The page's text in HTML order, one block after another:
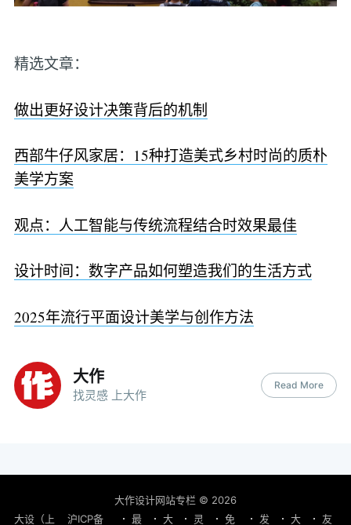
精选文章：
做出更好设计决策背后的机制
西部牛仔风家居：15种打造美式乡村时尚的质朴
美学方案
观点：人工智能与传统流程结合时效果最佳
设计时间：数字产品如何塑造我们的生活方式
2025年流行平面设计美学与创作方法
大作
找灵感 上大作
Read More
大作设计网站专栏 © 2026
大设（上
沪ICP备 最 大 灵 免 发 大 友